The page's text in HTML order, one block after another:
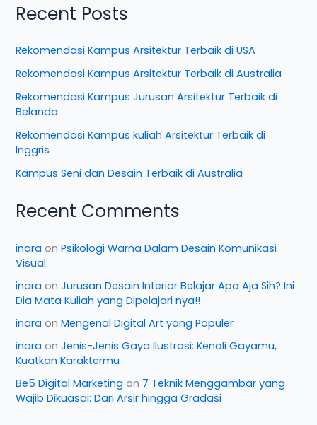
Recent Posts
Rekomendasi Kampus Arsitektur Terbaik di USA
Rekomendasi Kampus Arsitektur Terbaik di Australia
Rekomendasi Kampus Jurusan Arsitektur Terbaik di
Belanda
Rekomendasi Kampus kuliah Arsitektur Terbaik di
Inggris
Kampus Seni dan Desain Terbaik di Australia
Recent Comments
inara onPsikologi Warna Dalam Desain Komunikasi
Visual
inara onJurusan Desain Interior Belajar Apa Aja Sih? Ini
Dia Mata Kuliah yang Dipelajari nya!!
inara onMengenal Digital Art yang Populer
inara onJenis-Jenis Gaya Ilustrasi: Kenali Gayamu,
Kuatkan Karaktermu
Be5 Digital Marketing on 7 Teknik Menggambar yang
Wajib Dikuasai: Dari Arsir hingga Gradasi